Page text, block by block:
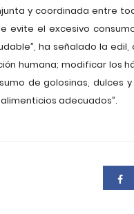
y coordinada entre
el excesivo
ha señalado la edil,
humana; modificar los
de golosinas, dulces
adecuados”.